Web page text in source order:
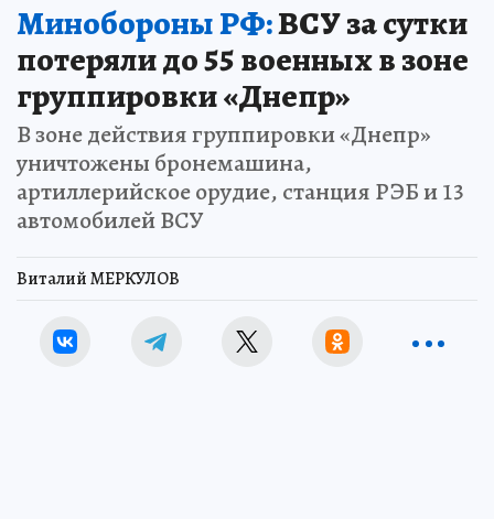
Минобороны РФ:ВСУ за сутки
потеряли до 55 военных в зоне
группировки «Днепр»
В зоне действия группировки «Днепр»
уничтожены бронемашина,
артиллерийское орудие, станция РЭБ и 13
автомобилей ВСУ
Виталий МЕРКУЛОВ